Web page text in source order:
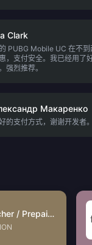
Clark
PUBG Mobile UC 在不
，支付安全。我已经用了
强烈推荐。
Макаренко
的支付方式，谢谢开发者。
Neosurf Voucher / Prepaid (EU)